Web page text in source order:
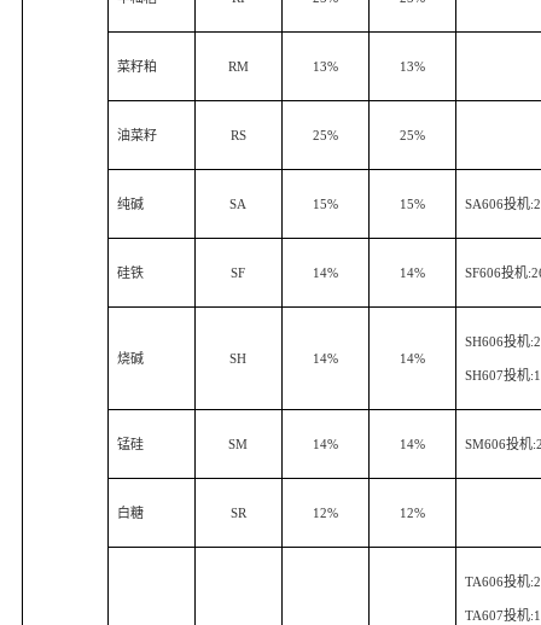
菜籽粕 RM 13% 13%
油菜籽 RS 25% 25%
纯碱 SA 15% 15% SA606投机
硅铁 SF 14% 14% SF606投机
烧碱 SH 14% 14%
SH606投机
SH607投机
锰硅 SM 14% 14% SM606投机
白糖 SR 12% 12%
TA606投机
TA607投机